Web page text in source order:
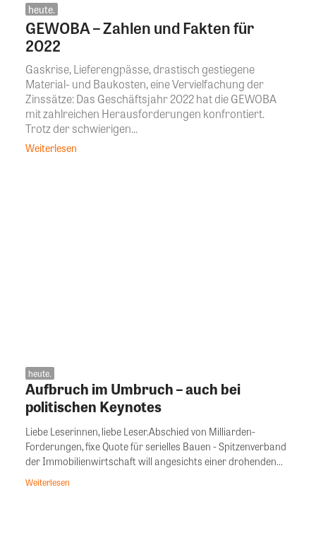
heute.
GEWOBA – Zahlen und Fakten für
2022
Gaskrise, Lieferengpässe, drastisch gestiegene
Material- und Baukosten, eine Vervielfachung der
Zinssätze: Das Geschäftsjahr 2022 hat die GEWOBA
mit zahlreichen Herausforderungen konfrontiert.
Trotz der schwierigen...
Weiterlesen
heute.
Aufbruch im Umbruch – auch bei
politischen Keynotes
Liebe Leserinnen, liebe Leser.Abschied von Milliarden-
Forderungen, fixe Quote für serielles Bauen - Spitzenverband
der Immobilienwirtschaft will angesichts einer drohenden...
Weiterlesen